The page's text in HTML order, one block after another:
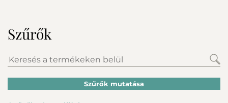
Szűrők
Szűrők mutatása